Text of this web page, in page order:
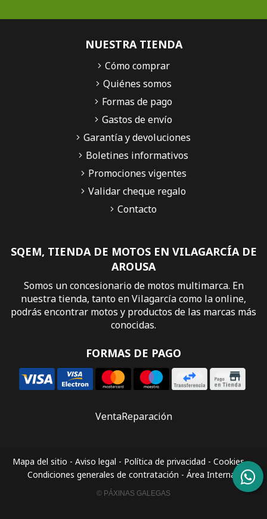
SQEM, TIENDA DE MOTOS EN VILAGARCÍA DE
AROUSA
Somos un concesionario de motos multimarca. En
nuestra tienda, tanto en Vilagarcía como la online,
podrás encontrar motos y productos de las marcas más
conocidas.
FORMAS DE PAGO
NUESTRA TIENDA
Cómo comprar
Quiénes somos
Formas de pago
Gastos de envío
Garantía y devoluciones
Boletines informativos
Promociones vigentes
Validar cheque regalo
Contacto
VentaReparación
Mapa del sitio - Aviso legal - Política de privacidad - Cookies-
Condiciones generales de contratación - Área Interna
© PÁXINAS GALEGAS